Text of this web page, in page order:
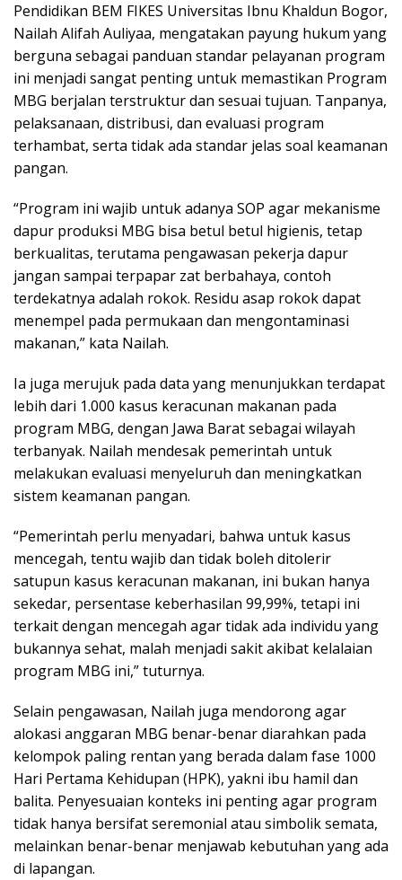
Pendidikan BEM FIKES Universitas Ibnu Khaldun Bogor,
Nailah Alifah Auliyaa, mengatakan payung hukum yang
berguna sebagai panduan standar pelayanan program
ini menjadi sangat penting untuk memastikan Program
MBG berjalan terstruktur dan sesuai tujuan. Tanpanya,
pelaksanaan, distribusi, dan evaluasi program
terhambat, serta tidak ada standar jelas soal keamanan
pangan.
“Program ini wajib untuk adanya SOP agar mekanisme
dapur produksi MBG bisa betul betul higienis, tetap
berkualitas, terutama pengawasan pekerja dapur
jangan sampai terpapar zat berbahaya, contoh
terdekatnya adalah rokok. Residu asap rokok dapat
menempel pada permukaan dan mengontaminasi
makanan,” kata Nailah.
Ia juga merujuk pada data yang menunjukkan terdapat
lebih dari 1.000 kasus keracunan makanan pada
program MBG, dengan Jawa Barat sebagai wilayah
terbanyak. Nailah mendesak pemerintah untuk
melakukan evaluasi menyeluruh dan meningkatkan
sistem keamanan pangan.
“Pemerintah perlu menyadari, bahwa untuk kasus
mencegah, tentu wajib dan tidak boleh ditolerir
satupun kasus keracunan makanan, ini bukan hanya
sekedar, persentase keberhasilan 99,99%, tetapi ini
terkait dengan mencegah agar tidak ada individu yang
bukannya sehat, malah menjadi sakit akibat kelalaian
program MBG ini,” tuturnya.
Selain pengawasan, Nailah juga mendorong agar
alokasi anggaran MBG benar-benar diarahkan pada
kelompok paling rentan yang berada dalam fase 1000
Hari Pertama Kehidupan (HPK), yakni ibu hamil dan
balita. Penyesuaian konteks ini penting agar program
tidak hanya bersifat seremonial atau simbolik semata,
melainkan benar-benar menjawab kebutuhan yang ada
di lapangan.